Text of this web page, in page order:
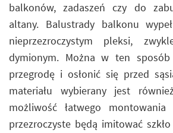
balkonów, zadaszeń czy do
altany. Balustrady balkonu
nieprzezroczystym pleksi,
dymionym. Można w ten sposób
przegrodę i osłonić się przed
materiału wybierany jest
możliwość łatwego montowania
przezroczyste będą imitować